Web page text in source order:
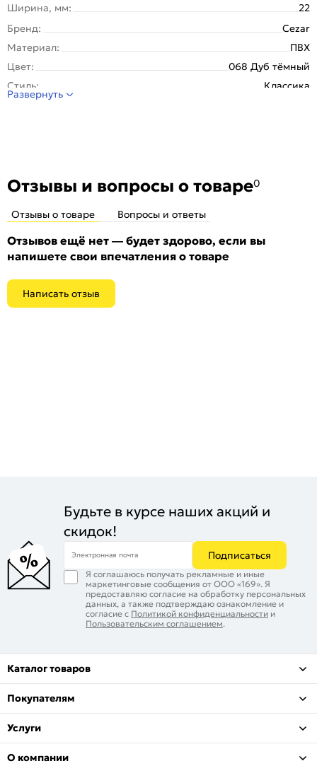
Ширина, мм:
22
Бренд:
Cezar
Материал:
ПВХ
Цвет:
068 Дуб тёмный
Стиль:
Классика
Развернуть
Отзывы и вопросы о товаре0
Отзывы о товаре Вопросы и ответы
Отзывов ещё нет — будет здорово, если вы
напишете свои впечатления о товаре
Написать отзыв
Будьте в курсе наших акций и
скидок!
Электронная почта Подписаться
Я соглашаюсь получать рекламные и иные
маркетинговые сообщения от ООО «169». Я
предоставляю согласие на обработку персональных
данных, а также подтверждаю ознакомление и
согласие с Политикой конфиденциальности и
Пользовательским соглашением.
Каталог товаров
Покупателям
Услуги
О компании